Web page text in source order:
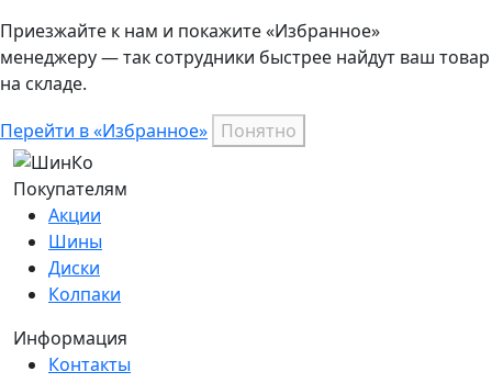
Приезжайте к нам и покажите «Избранное»
менеджеру — так сотрудники быстрее найдут ваш товар
на складе.
Перейти в «Избранное» Понятно
Покупателям
Акции
Шины
Диски
Колпаки
Информация
Контакты